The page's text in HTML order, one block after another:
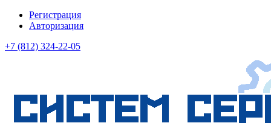
Регистрация
Авторизация
+7 (812) 324-22-05